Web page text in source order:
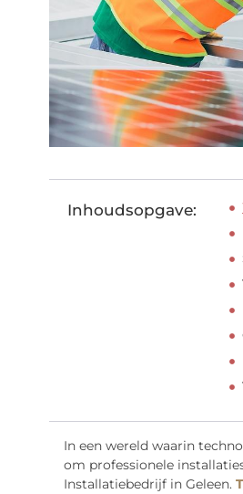
Inhoudsopgave:
In een wereld waarin
om professionele
Installatiebedrijf in Geleen.